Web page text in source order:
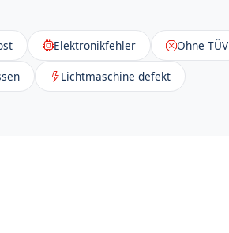
Elektronikfehler Ohne TÜV
Lichtmaschine defekt